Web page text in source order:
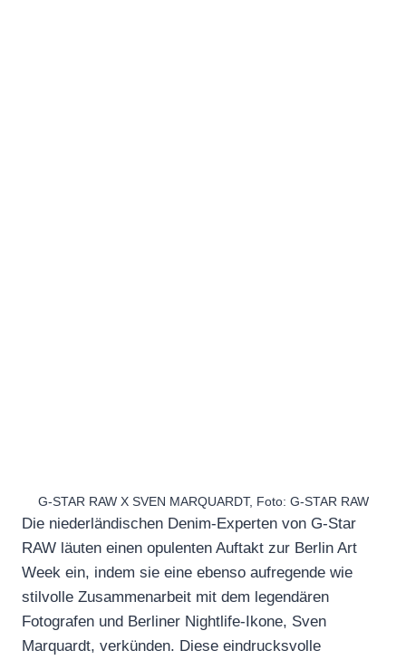
G-STAR RAW X SVEN MARQUARDT, Foto: G-STAR RAW
Die niederländischen Denim-Experten von G-Star
RAW läuten einen opulenten Auftakt zur Berlin Art
Week ein, indem sie eine ebenso aufregende wie
stilvolle Zusammenarbeit mit dem legendären
Fotografen und Berliner Nightlife-Ikone, Sven
Marquardt, verkünden. Diese eindrucksvolle